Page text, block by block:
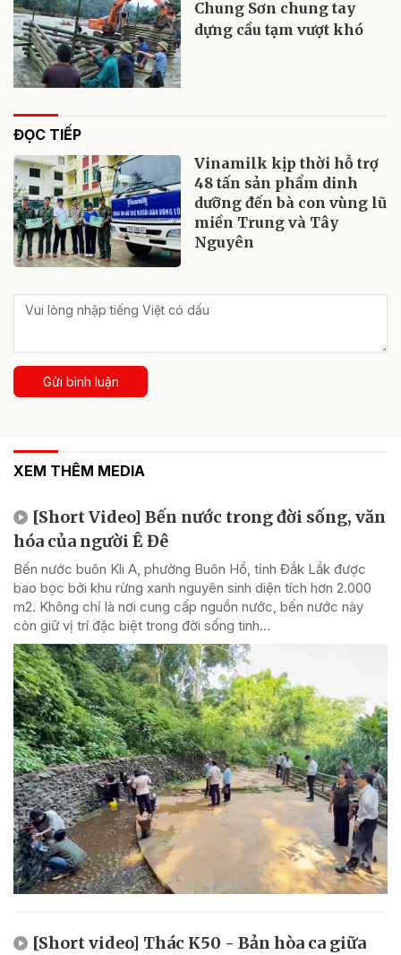
Chung Sơn chung tay
dựng cầu tạm vượt khó
ĐỌC TIẾP
Vinamilk kịp thời hỗ trợ
48 tấn sản phẩm dinh
dưỡng đến bà con vùng lũ
miền Trung và Tây
Nguyên
Gửi bình luận
XEM THÊM MEDIA
[Short Video] Bến nước trong đời sống, văn
hóa của người Ê Đê
Bến nước buôn Kli A, phường Buôn Hồ, tỉnh Đắk Lắk được
bao bọc bởi khu rừng xanh nguyên sinh diện tích hơn 2.000
m2. Không chỉ là nơi cung cấp nguồn nước, bến nước này
còn giữ vị trí đặc biệt trong đời sống tinh...
[Short video] Thác K50 - Bản hòa ca giữa